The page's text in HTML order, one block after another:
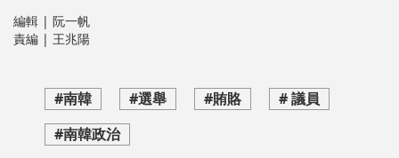
編輯 | 阮一帆
責編 | 王兆陽
#南韓 #選舉 #賄賂
# 議員
#南韓政治